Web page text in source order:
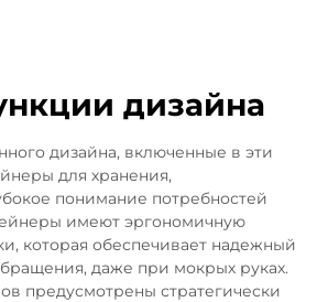
дизайна
дизайна, включенные в эти
для хранения,
понимание потребностей
имеют эргономичную
которая обеспечивает надежный
даже при мокрых руках.
предусмотрены стратегически